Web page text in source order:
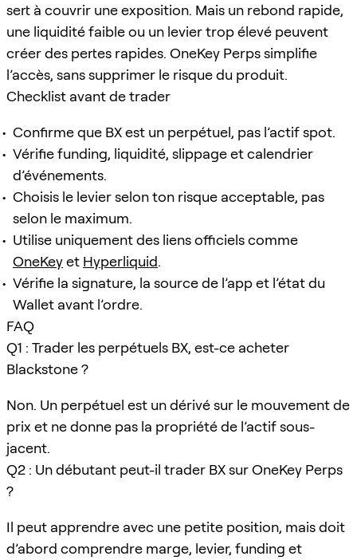
sert à couvrir une exposition. Mais un rebond rapide,
une liquidité faible ou un levier trop élevé peuvent
créer des pertes rapides. OneKey Perps simplifie
l’accès, sans supprimer le risque du produit.
Checklist avant de trader
Confirme que BX est un perpétuel, pas l’actif spot.
Vérifie funding, liquidité, slippage et calendrier
d’événements.
Choisis le levier selon ton risque acceptable, pas
selon le maximum.
Utilise uniquement des liens officiels comme
OneKeyet Hyperliquid.
Vérifie la signature, la source de l’app et l’état du
Wallet avant l’ordre.
FAQ
Q1 : Trader les perpétuels BX, est-ce acheter
Blackstone ?
Non. Un perpétuel est un dérivé sur le mouvement de
prix et ne donne pas la propriété de l’actif sous-
jacent.
Q2 : Un débutant peut-il trader BX sur OneKey Perps
?
Il peut apprendre avec une petite position, mais doit
d’abord comprendre marge, levier, funding et